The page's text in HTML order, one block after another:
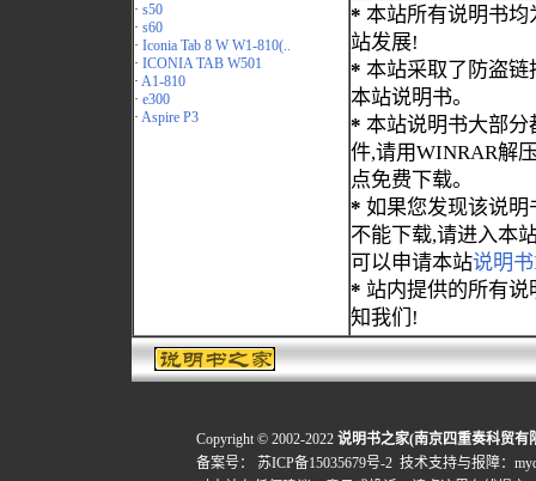
· s50
· s60
· Iconia Tab 8 W W1-810(..
· ICONIA TAB W501
· A1-810
· e300
· Aspire P3
* 本站所有说明书均
站发展!
* 本站采取了防盗链
本站说明书。
* 本站说明书大部分
件,请用WINRAR解
点免费下载。
* 如果您发现该说明
不能下载,请进入本
可以申请本站说明
* 站内提供的所有
知我们!
Copyright © 2002-2022 说明书之家(南京四重奏科贸有
备案号：
苏ICP备15035679号-2 技术支持与报障：